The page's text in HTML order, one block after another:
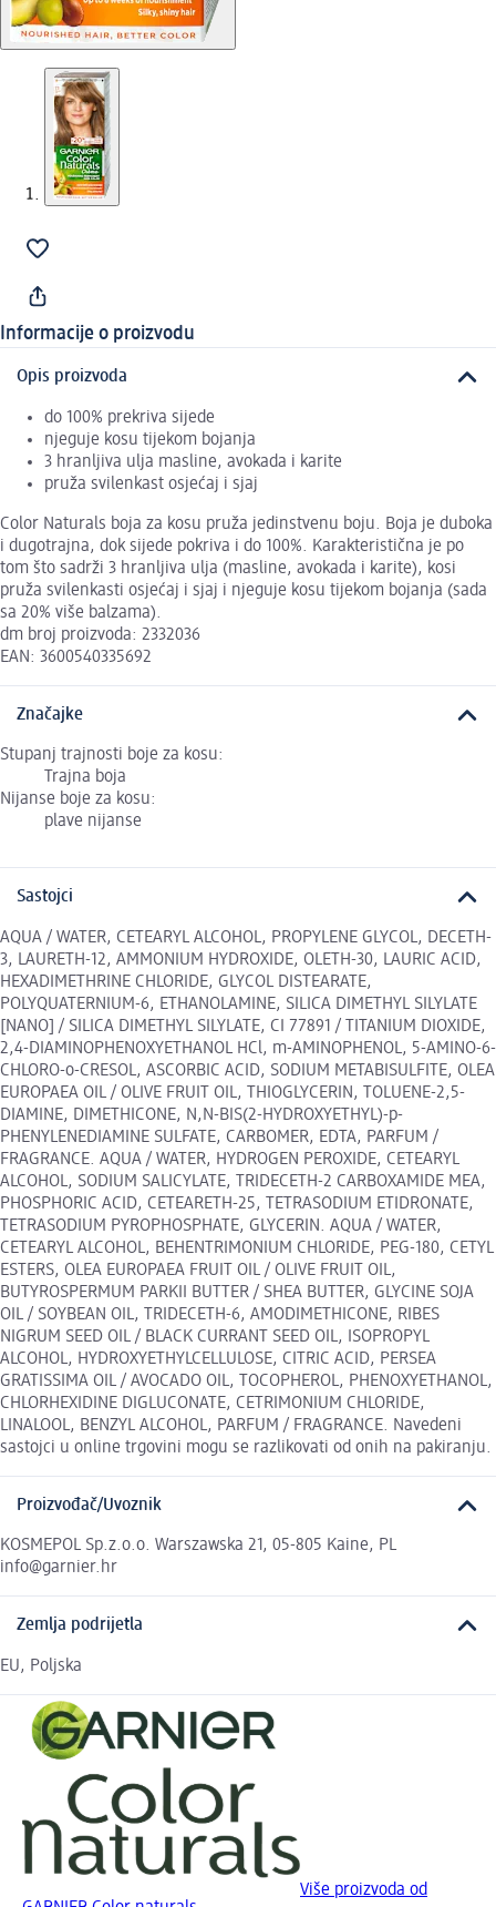
Informacije o proizvodu
Opis proizvoda
do 100% prekriva sijede
njeguje kosu tijekom bojanja
3 hranljiva ulja masline, avokada i karite
pruža svilenkast osjećaj i sjaj
Color Naturals boja za kosu pruža jedinstvenu boju. Boja je duboka
i dugotrajna, dok sijede pokriva i do 100%. Karakteristična je po
tom što sadrži 3 hranljiva ulja (masline, avokada i karite), kosi
pruža svilenkasti osjećaj i sjaj i njeguje kosu tijekom bojanja (sada
sa 20% više balzama).
dm broj proizvoda: 2332036
EAN: 3600540335692
Značajke
Stupanj trajnosti boje za kosu:
Trajna boja
Nijanse boje za kosu:
plave nijanse
Sastojci
AQUA / WATER, CETEARYL ALCOHOL, PROPYLENE GLYCOL, DECETH-
3, LAURETH-12, AMMONIUM HYDROXIDE, OLETH-30, LAURIC ACID,
HEXADIMETHRINE CHLORIDE, GLYCOL DISTEARATE,
POLYQUATERNIUM-6, ETHANOLAMINE, SILICA DIMETHYL SILYLATE
[NANO] / SILICA DIMETHYL SILYLATE, CI 77891 / TITANIUM DIOXIDE,
2,4-DIAMINOPHENOXYETHANOL HCl, m-AMINOPHENOL, 5-AMINO-6-
CHLORO-o-CRESOL, ASCORBIC ACID, SODIUM METABISULFITE, OLEA
EUROPAEA OIL / OLIVE FRUIT OIL, THIOGLYCERIN, TOLUENE-2,5-
DIAMINE, DIMETHICONE, N,N-BIS(2-HYDROXYETHYL)-p-
PHENYLENEDIAMINE SULFATE, CARBOMER, EDTA, PARFUM /
FRAGRANCE. AQUA / WATER, HYDROGEN PEROXIDE, CETEARYL
ALCOHOL, SODIUM SALICYLATE, TRIDECETH-2 CARBOXAMIDE MEA,
PHOSPHORIC ACID, CETEARETH-25, TETRASODIUM ETIDRONATE,
TETRASODIUM PYROPHOSPHATE, GLYCERIN. AQUA / WATER,
CETEARYL ALCOHOL, BEHENTRIMONIUM CHLORIDE, PEG-180, CETYL
ESTERS, OLEA EUROPAEA FRUIT OIL / OLIVE FRUIT OIL,
BUTYROSPERMUM PARKII BUTTER / SHEA BUTTER, GLYCINE SOJA
OIL / SOYBEAN OIL, TRIDECETH-6, AMODIMETHICONE, RIBES
NIGRUM SEED OIL / BLACK CURRANT SEED OIL, ISOPROPYL
ALCOHOL, HYDROXYETHYLCELLULOSE, CITRIC ACID, PERSEA
GRATISSIMA OIL / AVOCADO OIL, TOCOPHEROL, PHENOXYETHANOL,
CHLORHEXIDINE DIGLUCONATE, CETRIMONIUM CHLORIDE,
LINALOOL, BENZYL ALCOHOL, PARFUM / FRAGRANCE. Navedeni
sastojci u online trgovini mogu se razlikovati od onih na pakiranju.
Proizvođač/Uvoznik
KOSMEPOL Sp.z.o.o. Warszawska 21, 05-805 Kaine, PL
info@garnier.hr
Zemlja podrijetla
EU, Poljska
Više proizvoda od